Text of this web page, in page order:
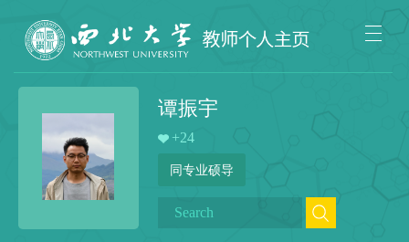
谭振宇
+24
同专业硕导